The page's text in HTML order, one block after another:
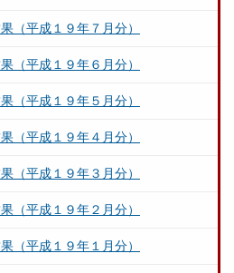
（平成１９年７月分）
（平成１９年６月分）
（平成１９年５月分）
（平成１９年４月分）
（平成１９年３月分）
（平成１９年２月分）
（平成１９年１月分）